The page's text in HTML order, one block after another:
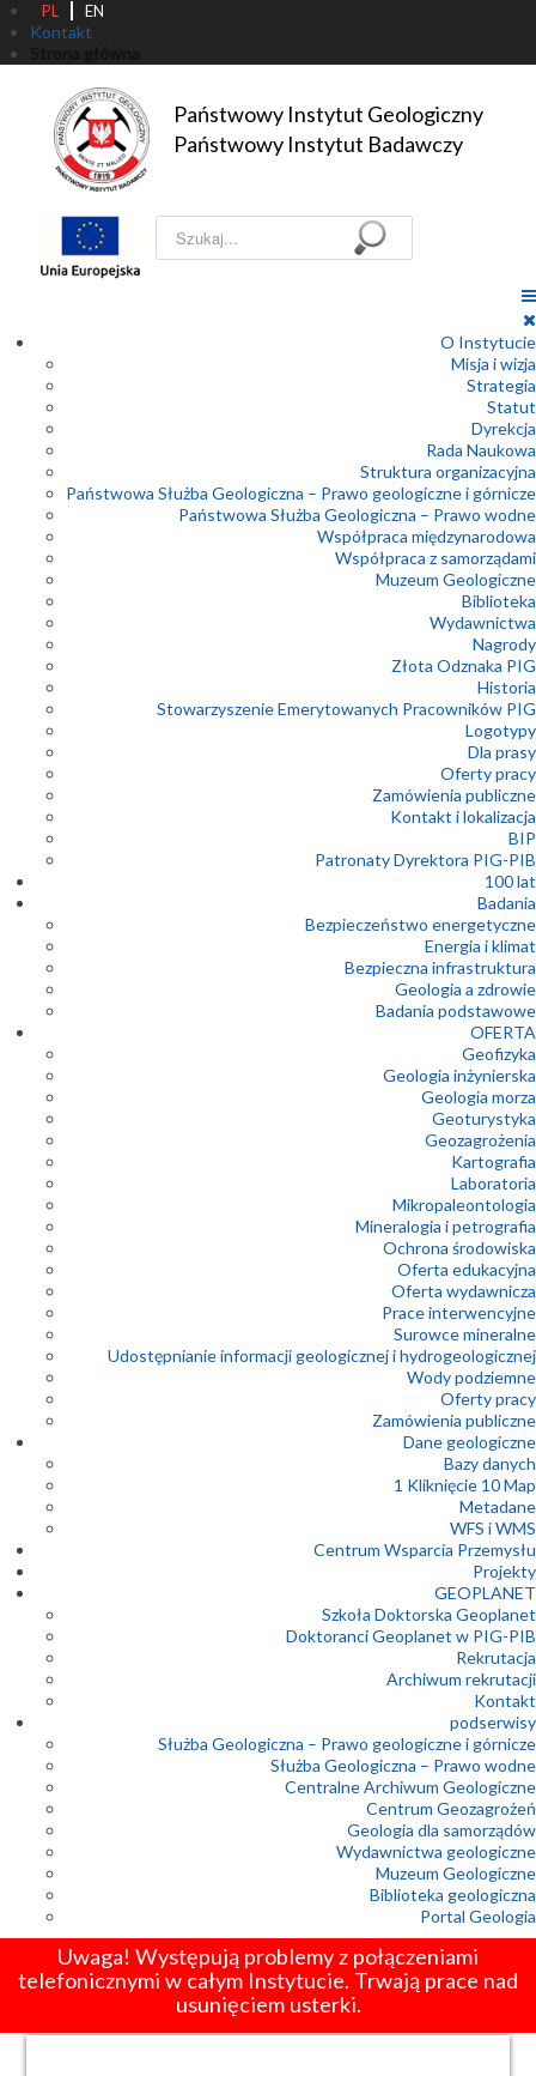
PL EN
Kontakt
Państwowy Instytut Geologiczny
Państwowy Instytut Badawczy
Szukaj...
O Instytucie
Misja i wizja
Strategia
Statut
Dyrekcja
Rada Naukowa
Struktura organizacyjna
Państwowa Służba Geologiczna – Prawo geologiczne i górnicze
Państwowa Służba Geologiczna – Prawo wodne
Współpraca międzynarodowa
Współpraca z samorządami
Muzeum Geologiczne
Biblioteka
Wydawnictwa
Nagrody
Złota Odznaka PIG
Historia
Stowarzyszenie Emerytowanych Pracowników PIG
Logotypy
Dla prasy
Oferty pracy
Zamówienia publiczne
Kontakt i lokalizacja
BIP
Patronaty Dyrektora PIG-PIB
100 lat
Badania
Bezpieczeństwo energetyczne
Energia i klimat
Bezpieczna infrastruktura
Geologia a zdrowie
Badania podstawowe
OFERTA
Geofizyka
Geologia inżynierska
Geologia morza
Geoturystyka
Geozagrożenia
Kartografia
Laboratoria
Mikropaleontologia
Mineralogia i petrografia
Ochrona środowiska
Oferta edukacyjna
Oferta wydawnicza
Prace interwencyjne
Surowce mineralne
Udostępnianie informacji geologicznej i hydrogeologicznej
Wody podziemne
Oferty pracy
Zamówienia publiczne
Dane geologiczne
Bazy danych
1 Kliknięcie 10 Map
Metadane
WFS i WMS
Centrum Wsparcia Przemysłu
Projekty
GEOPLANET
Szkoła Doktorska Geoplanet
Doktoranci Geoplanet w PIG-PIB
Rekrutacja
Archiwum rekrutacji
Kontakt
podserwisy
Służba Geologiczna – Prawo geologiczne i górnicze
Służba Geologiczna – Prawo wodne
Centralne Archiwum Geologiczne
Centrum Geozagrożeń
Geologia dla samorządów
Wydawnictwa geologiczne
Muzeum Geologiczne
Biblioteka geologiczna
Portal Geologia
Uwaga! Występują problemy z połączeniami
telefonicznymi w całym Instytucie. Trwają prace nad
usunięciem usterki.